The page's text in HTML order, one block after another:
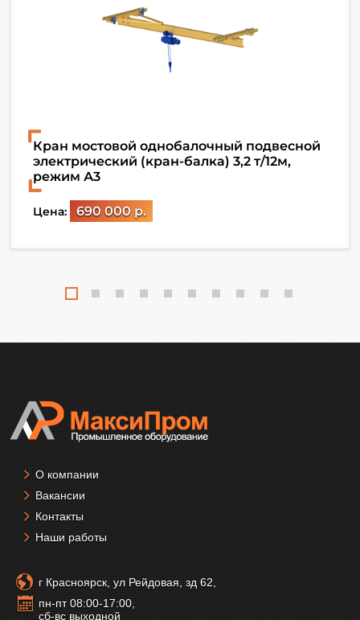
Кран мостовой однобалочный подвесной
электрический (кран-балка) 3,2 т/12м,
режим А3
Цена: 690 000 р.
О компании
Вакансии
Контакты
Наши работы
г Красноярск, ул Рейдовая, зд 62,
пн-пт 08:00-17:00,
сб-вс выходной